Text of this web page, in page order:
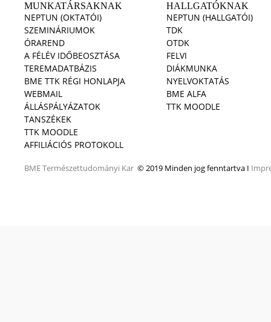
MUNKATÁRSAKNAK
NEPTUN (OKTATÓI)
SZEMINÁRIUMOK
ÓRAREND
A FÉLÉV IDŐBEOSZTÁSA
TEREMADATBÁZIS
BME TTK RÉGI HONLAPJA
WEBMAIL
ÁLLÁSPÁLYÁZATOK
TANSZÉKEK
TTK MOODLE
AFFILIÁCIÓS PROTOKOLL
BMETermészettudományi Kar © 2019 Minden jog fenntartva I
HALLGATÓKNAK
NEPTUN (HALLGATÓI)
TDK
OTDK
FELVI
DIÁKMUNKA
NYELVOKTATÁS
BME ALFA
TTK MOODLE